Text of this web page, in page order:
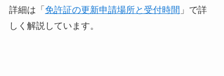
詳細は「 免許証の更新申請場所と受付時間 」で詳
しく解説しています。